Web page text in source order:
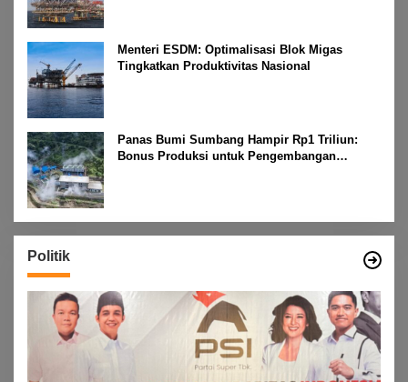
Menteri ESDM: Optimalisasi Blok Migas
Tingkatkan Produktivitas Nasional
Panas Bumi Sumbang Hampir Rp1 Triliun:
Bonus Produksi untuk Pengembangan
Politik